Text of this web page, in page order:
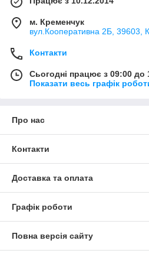
м. Кременчук
вул.Кооперативна 2Б, 39603,
Контакти
Сьогодні працює з 09:00 до
Показати весь графік
Про нас
Контакти
Доставка та оплата
Графік роботи
Повна версія сайту